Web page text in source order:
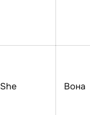
She Вона